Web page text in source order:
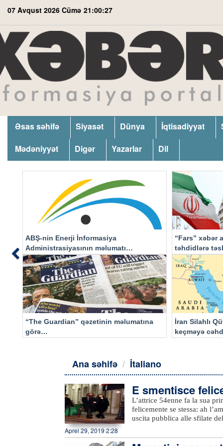
07 Avqust 2026 Cümə 21:00:27
Əsas səhifə Siyasət Dünya İqtisadiyyat
Mədəniyyət
Digər Yazarlar Dil
ABŞ-nin Enerji İnformasiya
Administrasiyasının məlumatı
əsasında…
“Fars” xəbər
təhdidlərə
“The Guardian” qəzetinin məlumatına
görə…
İran Silahlı
keçməyə
Previous
Ana səhifə İtaliano
E smentisce
L’attrice 54enne fa la sua
felicemente se stessa: ah
uscita pubblica alle sfilate
lei aveva detto: “Mai con
Aprel 29, 2019 2:28